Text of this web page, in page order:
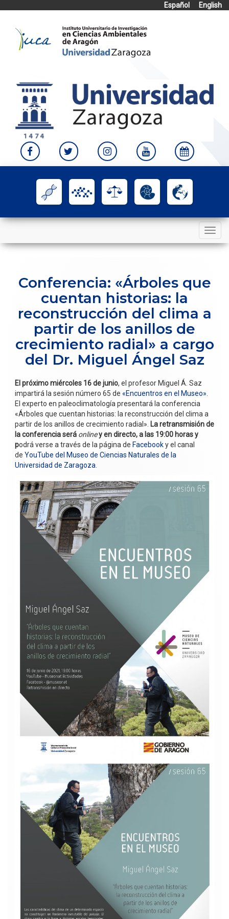
Español
English
content
Toggle
navigation
Conferencia: «Árboles que
cuentan historias: la
reconstrucción del clima a
partir de los anillos de
crecimiento radial» a cargo
del Dr. Miguel Ángel Saz
El próximo miércoles 16 de junio, el profesor Miguel Á. Saz
impartirá la sesión número 65 de «Encuentros en el Museo»
El experto en paleoclimatología presentará la conferencia
«Árboles que cuentan historias: la reconstrucción del clima a
partir de los anillos de crecimiento radial». La retransmisión de
la conferencia será onliney en directo, a las 19:00 horas y
podrá verse a través de la página de Facebooky el canal
de YouTube del Museo de Ciencias Naturales de la
Universidad de Zaragoza.